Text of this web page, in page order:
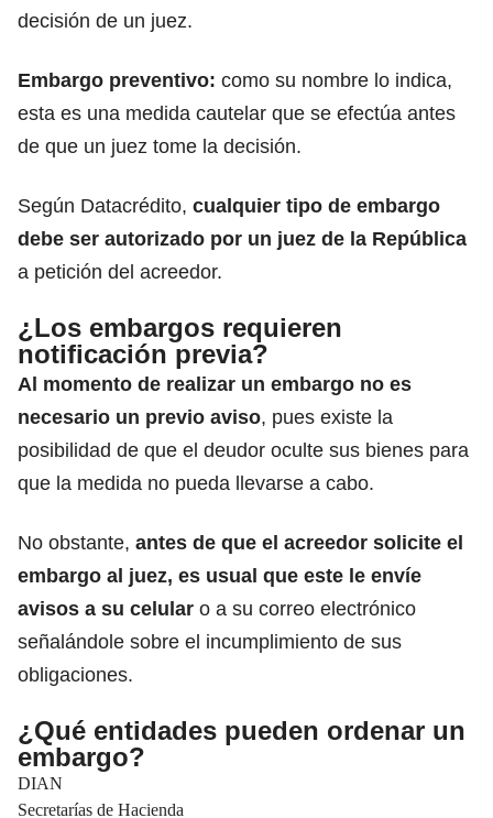
decisión de un juez.
Embargo preventivo: como su nombre lo indica,
esta es una medida cautelar que se efectúa antes
de que un juez tome la decisión.
Según Datacrédito, cualquier tipo de embargo
debe ser autorizado por un juez de la República
a petición del acreedor.
¿Los embargos requieren
notificación previa?
Al momento de realizar un embargo no es
necesario un previo aviso, pues existe la
posibilidad de que el deudor oculte sus bienes para
que la medida no pueda llevarse a cabo.
No obstante, antes de que el acreedor solicite el
embargo al juez, es usual que este le envíe
avisos a su celular o a su correo electrónico
señalándole sobre el incumplimiento de sus
obligaciones.
¿Qué entidades pueden ordenar un
embargo?
DIAN
Secretarías de Hacienda